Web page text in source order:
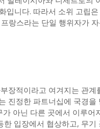
입니다. 따라서 소위 고립
랑스라는 단일 행위자가
장적이라고 여겨지는 관
진정한 파트너십에 국경
아닌 다른 곳에서 이루어
입장에서 협상하고, 무